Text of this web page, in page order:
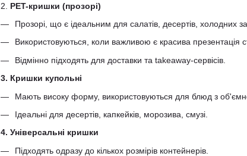
2. PET-кришки (прозорі)
Прозорі, що є ідеальним для салатів, десертів, холодних
Використовуються, коли важливою є красива презентація
Відмінно підходять для доставки та takeaway-сервісів.
3. Кришки купольні
Мають високу форму, використовуються для блюд з
Ідеальні для десертів, капкейків, морозива, смузі.
4. Універсальні кришки
Підходять одразу до кількох розмірів контейнерів.